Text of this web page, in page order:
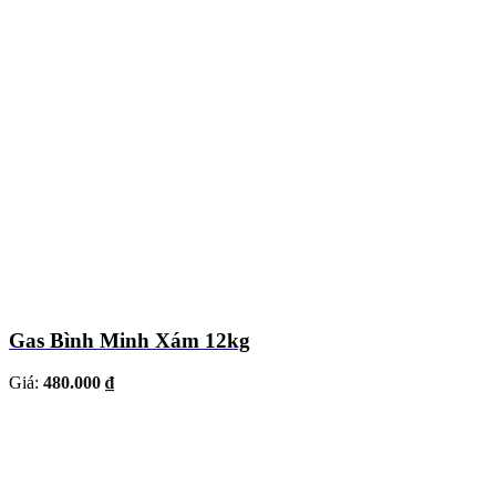
Gas Bình Minh Xám 12kg
Giá: 480.000 ₫